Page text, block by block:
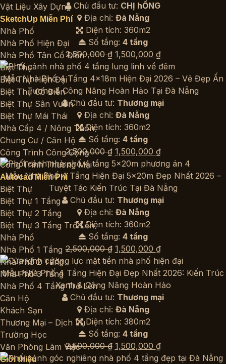
Vật Liệu Xây Dựng
SketchUp Miễn Phí
Nhà Phố
Nhà Phố Hiện Đại
Nhà Phố Tân Cổ Điển
Biệt Thự
Biệt Thự Hiện Đại
Biệt Thự Cổ Điển
Biệt Thự Sân Vườn
Biệt Thự Mái Thái
Nhà Cấp 4 / Nông Thôn
Chung Cư / Căn Hộ
Công Trình Công Cộng
Công Trình Thương Mại
Autocad Miễn Phí
Biệt Thự
Biệt Thự 1 Tầng
Biệt Thự 2 Tầng
Biệt Thự 3 Tầng Trở Lên
Nhà Phố
Nhà Phố 1 Tầng
Nhà Phố 2 Tầng
Nhà Phố 3 Tầng
Nhà Phố 4 Tầng Trở Lên
Căn Hộ
Khách Sạn
Thương Mại – Dịch Vụ
Trường Học
Văn Phòng Làm Việc
Giới thiệu
Chủ đầu tư: CHỊ hỒNG
Địa chỉ: Đà Nẵng
Diện tích: 360m2
Số tầng: 4 tầng
2,500,000₫ Giá
gốc
là:
2,500,000 ₫.
1,500,000 ₫Giá
hiện
tại
là:
1,500,000 ₫.
Mẫu Nhà Phố 4 Tầng 4x18m Hiện Đại 2026 – Vẻ Đẹp Ấn
Tượng & Công Năng Hoàn Hảo Tại Đà Nẵng
Chủ đầu tư: Thương mại
Địa chỉ: Đà Nẵng
Diện tích: 360m2
Số tầng: 4 tầng
2,500,000₫ Giá
gốc
là:
2,500,000 ₫.
1,500,000 ₫Giá
hiện
tại
là:
1,500,000 ₫.
Mẫu Nhà Phố 4 Tầng Hiện Đại 5x20m Đẹp Nhất 2026 –
Tuyệt Tác Kiến Trúc Tại Đà Nẵng
Chủ đầu tư: Thương mại
Địa chỉ: Đà Nẵng
Diện tích: 360m2
Số tầng: 4 tầng
2,500,000₫ Giá
gốc
là:
2,500,000 ₫.
1,500,000 ₫Giá
hiện
tại
là:
1,500,000 ₫.
Mẫu Nhà Phố 4 Tầng Hiện Đại Đẹp Nhất 2026: Kiến Trúc
Xanh & Công Năng Hoàn Hảo
Chủ đầu tư: Thương mại
Địa chỉ: Đà Nẵng
Diện tích: 380m2
Số tầng: 4 tầng
2,500,000₫ Giá
gốc
1,500,000 ₫Giá
hiện